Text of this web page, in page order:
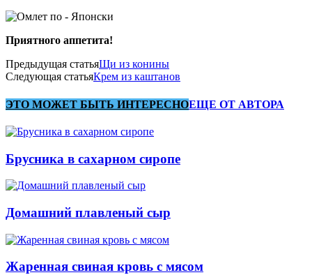
Приятного аппетита!
Предыдущая статьяЩи из конины
Следующая статьяКрем из каштанов
ЭТО МОЖЕТ БЫТЬ ИНТЕРЕСНОЕЩЕ ОТ АВТОРА
Брусника в сахарном сиропе
Домашний плавленый сыр
Жаренная свиная кровь с мясом